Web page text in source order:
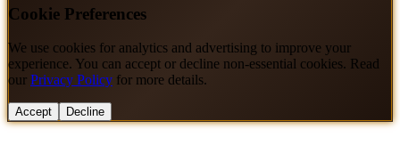
Cookie Preferences
We use cookies for analytics and advertising to improve your
experience. You can accept or decline non-essential cookies. Read
our Privacy Policy for more details.
Accept Decline